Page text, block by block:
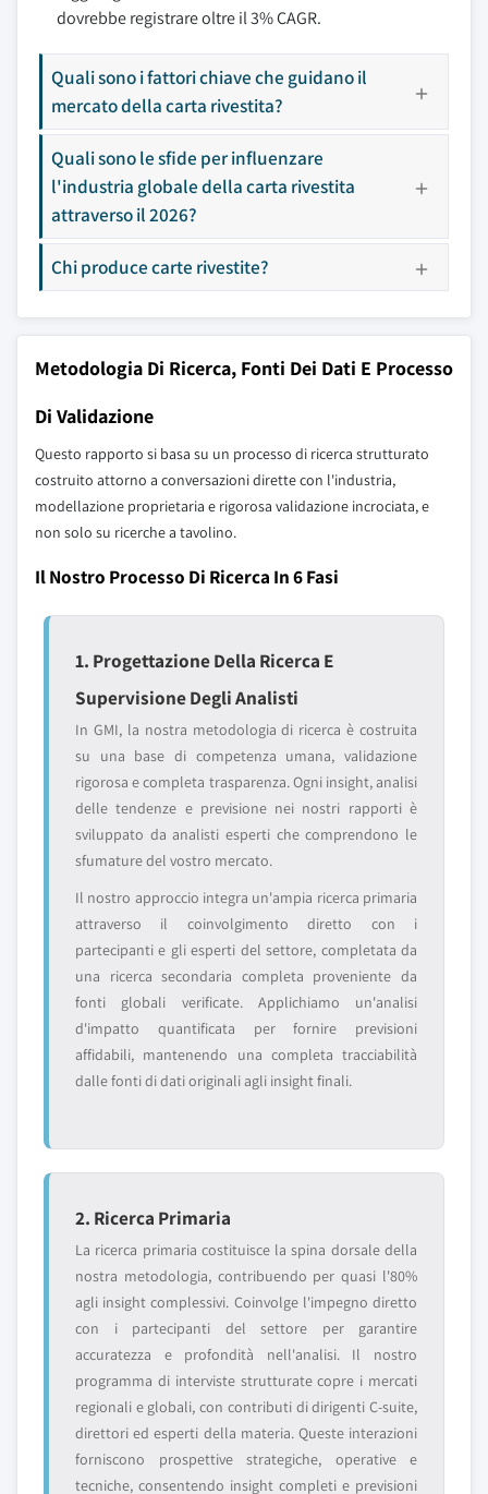
dovrebbe registrare oltre il 3% CAGR.
Quali sono i fattori chiave che guidano il
mercato della carta rivestita?
Quali sono le sfide per influenzare
l'industria globale della carta rivestita
attraverso il 2026?
Chi produce carte rivestite?
Metodologia Di Ricerca, Fonti Dei Dati E Processo
Di Validazione
Questo rapporto si basa su un processo di ricerca strutturato
costruito attorno a conversazioni dirette con l'industria,
modellazione proprietaria e rigorosa validazione incrociata, e
non solo su ricerche a tavolino.
Il Nostro Processo Di Ricerca In 6 Fasi
1. Progettazione Della Ricerca E
Supervisione Degli Analisti
In GMI, la nostra metodologia di ricerca è costruita
su una base di competenza umana, validazione
rigorosa e completa trasparenza. Ogni insight, analisi
delle tendenze e previsione nei nostri rapporti è
sviluppato da analisti esperti che comprendono le
sfumature del vostro mercato.
Il nostro approccio integra un'ampia ricerca primaria
attraverso il coinvolgimento diretto con i
partecipanti e gli esperti del settore, completata da
una ricerca secondaria completa proveniente da
fonti globali verificate. Applichiamo un'analisi
d'impatto quantificata per fornire previsioni
affidabili, mantenendo una completa tracciabilità
dalle fonti di dati originali agli insight finali.
2. Ricerca Primaria
La ricerca primaria costituisce la spina dorsale della
nostra metodologia, contribuendo per quasi l'80%
agli insight complessivi. Coinvolge l'impegno diretto
con i partecipanti del settore per garantire
accuratezza e profondità nell'analisi. Il nostro
programma di interviste strutturate copre i mercati
regionali e globali, con contributi di dirigenti C-suite,
direttori ed esperti della materia. Queste interazioni
forniscono prospettive strategiche, operative e
tecniche, consentendo insight completi e previsioni